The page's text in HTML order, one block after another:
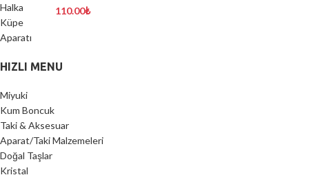
110.00₺
HIZLI MENU
Miyuki
Kum Boncuk
Taki & Aksesuar
Aparat/Taki Malzemeleri
Doğal Taşlar
Kristal